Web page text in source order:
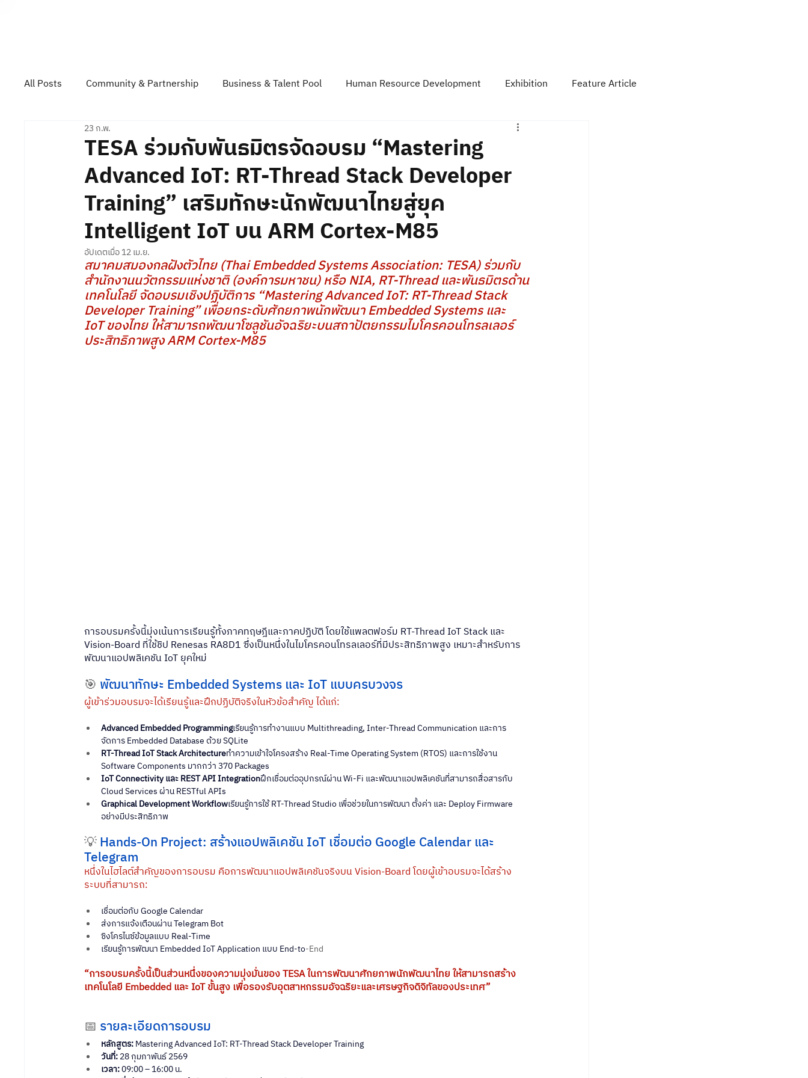
All Posts Community & Partnership Business & Talent Pool Human Resource Development Exhibition Feature Article
Technology & Product Showcase
TESA ร่วมกับพันธมิตรจัดอบรม “Mastering
Advanced IoT: RT-Thread Stack Developer
Training” เสริมทักษะนักพัฒนาไทยสู่ยุค
Intelligent IoT บน ARM Cortex-M85
23 ก.พ.
อัปเดตเมื่อ12 เม.ย.
สมาคมสมองกลฝังตัวไทย (Thai Embedded Systems Association: TESA) ร่วมกับ
สำนักงานนวัตกรรมแห่งชาติ (องค์การมหาชน) หรือ NIA, RT-Thread และพันธมิตรด้าน
เทคโนโลยี จัดอบรมเชิงปฏิบัติการ “Mastering Advanced IoT: RT-Thread Stack
Developer Training” เพื่อยกระดับศักยภาพนักพัฒนา Embedded Systems และ
IoT ของไทย ให้สามารถพัฒนาโซลูชันอัจฉริยะบนสถาปัตยกรรมไมโครคอนโทรลเลอร์
ประสิทธิภาพสูง ARM Cortex-M85
การอบรมครั้งนี้มุ่งเน้นการเรียนรู้ทั้งภาคทฤษฎีและภาคปฏิบัติ โดยใช้แพลตฟอร์ม RT-Thread IoT Stack และ
Vision-Board ที่ใช้ชิป Renesas RA8D1 ซึ่งเป็นหนึ่งในไมโครคอนโทรลเลอร์ที่มีประสิทธิภาพสูง เหมาะสำหรับการ
พัฒนาแอปพลิเคชัน IoT ยุคใหม่
🎯 พัฒนาทักษะ Embedded Systems และ IoT แบบครบวงจร
ผู้เข้าร่วมอบรมจะได้เรียนรู้และฝึกปฏิบัติจริงในหัวข้อสำคัญ ได้แก่:
Advanced Embedded Programmingเรียนรู้การทำงานแบบ Multithreading, Inter-Thread Communication และการ
จัดการ Embedded Database ด้วย SQLite
RT-Thread IoT Stack Architectureทำความเข้าใจโครงสร้าง Real-Time Operating System (RTOS) และการใช้งาน
Software Components มากกว่า 370 Packages
IoT Connectivity และ REST API Integrationฝึกเชื่อมต่ออุปกรณ์ผ่าน Wi-Fi และพัฒนาแอปพลิเคชันที่สามารถสื่อสารกับ
Cloud Services ผ่าน RESTful APIs
Graphical Development Workflowเรียนรู้การใช้ RT-Thread Studio เพื่อช่วยในการพัฒนา ตั้งค่า และ Deploy Firmware
อย่างมีประสิทธิภาพ
💡 Hands-On Project: สร้างแอปพลิเคชัน IoT เชื่อมต่อ Google Calendar และ
Telegram
หนึ่งในไฮไลต์สำคัญของการอบรม คือการพัฒนาแอปพลิเคชันจริงบน Vision-Board โดยผู้เข้าอบรมจะได้สร้าง
ระบบที่สามารถ:
เชื่อมต่อกับ Google Calendar
ส่งการแจ้งเตือนผ่าน Telegram Bot
ซิงโครไนซ์ข้อมูลแบบ Real-Time
เรียนรู้การพัฒนา Embedded IoT Application แบบ End-to-End
“การอบรมครั้งนี้เป็นส่วนหนึ่งของความมุ่งมั่นของ TESA ในการพัฒนาศักยภาพนักพัฒนาไทย ให้สามารถสร้าง
เทคโนโลยี Embedded และ IoT ขั้นสูง เพื่อรองรับอุตสาหกรรมอัจฉริยะและเศรษฐกิจดิจิทัลของประเทศ”
📅 รายละเอียดการอบรม
หลักสูตร: Mastering Advanced IoT: RT-Thread Stack Developer Training
วันที่: 28 กุมภาพันธ์ 2569
เวลา: 09:00 – 16:00 น.